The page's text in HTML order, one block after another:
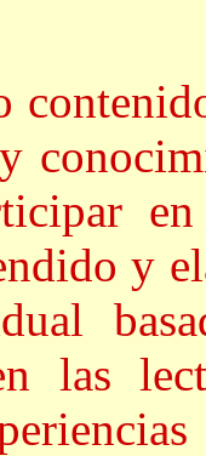
y
las